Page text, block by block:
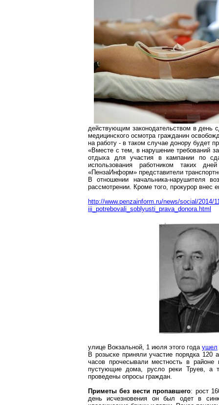
действующим законодательством в день
медицинского осмотра гражданин
на работу - в таком случае донору будет
«Вместе с тем, в нарушение требований
отдыха для участия в кампании по
использования работником таких
«ПензаИнформ» представители
В отношении начальника-нарушителя
рассмотрении. Кроме того, прокурор внес
http://www.penzainform.ru/news/social/2014/
iii_potrebovali_soblyusti_prava_donora.html
улице Вокзальной, 1 июля этого года ушел
В розыске приняли участие порядка 120
часов прочесывали местность в
пустующие дома, русло реки Труев, а
проведены опросы граждан.
Приметы без вести пропавшего: рост
день исчезновения он был одет в